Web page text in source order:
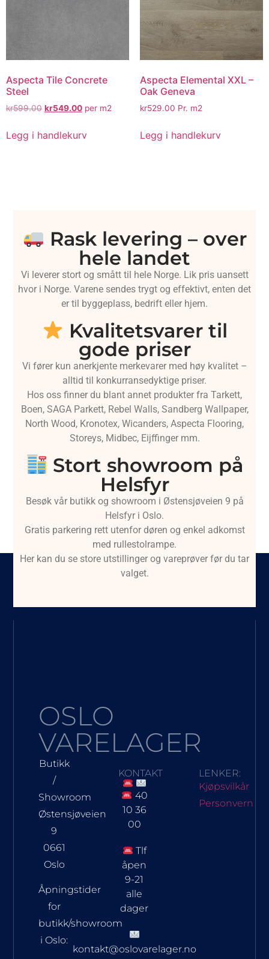
Aspecta Tile Concrete
Steel
kr599.00 kr549.00 per m2
Legg i handlekurv
Aspecta Elemental XXL –
Oak Geneva
kr529.00 Pr. m2
Legg i handlekurv
Rask levering – over
hele landet
Vi leverer stort og smått til hele Norge. Lik pris uansett
hvor i Norge. Varene sendes trygt og effektivt, enten det
er til byggeplass, bedrift eller hjem.
Kvalitetsvarer til
gode priser
Vi fører kun anerkjente merkevarer med høy kvalitet –
alltid til konkurransedyktige priser.
Hos oss finner du blant annet produkter fra Tarkett,
Boen, SAGA Parkett, Rebel Walls, Sandberg Wallpaper,
North Wood, Kronotex, Wicanders, Aspecta Flooring,
Storeys, Midbec, Eijffinger mm.
Stort showroom på
Helsfyr
Besøk vår butikk og showroom i Østensjøveien 9 på
Helsfyr i Oslo.
Gratis parkering rett utenfor døren og enkel adkomst
med rullestolrampe.
Her kan du se store utstillinger og vareprøver før du tar
valget.
OSLO
VARELAGER
Butikk
/
Showroom
Østensjøveien
9
0661
Oslo
Åpningstider
for
butikk/showroom
i Oslo:
KONTAKT
40
10 36
00
Tlf
åpen
9-21
alle
dager
kontakt@oslovarelager.no
LENKER:
Kjøpsvilkår
Personvern